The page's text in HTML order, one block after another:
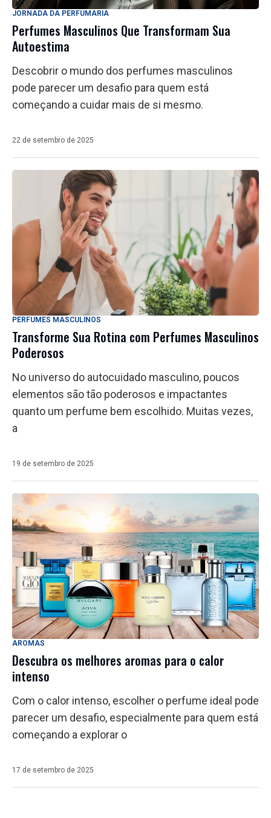
JORNADA DA PERFUMARIA
Perfumes Masculinos Que Transformam Sua
Autoestima
Descobrir o mundo dos perfumes masculinos
pode parecer um desafio para quem está
começando a cuidar mais de si mesmo.
22 de setembro de 2025
PERFUMES MASCULINOS
Transforme Sua Rotina com Perfumes Masculinos
Poderosos
No universo do autocuidado masculino, poucos
elementos são tão poderosos e impactantes
quanto um perfume bem escolhido. Muitas vezes,
a
19 de setembro de 2025
AROMAS
Descubra os melhores aromas para o calor
intenso
Com o calor intenso, escolher o perfume ideal pode
parecer um desafio, especialmente para quem está
começando a explorar o
17 de setembro de 2025